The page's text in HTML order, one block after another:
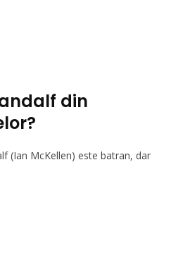
din
(Ian McKellen) este batran, dar